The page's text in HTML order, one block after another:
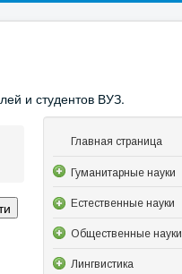
и студентов ВУЗ.
Главная страница
Гуманитарные науки
Естественные науки
Общественные науки
Лингвистика